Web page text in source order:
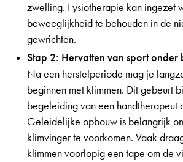
zwelling. Fysiotherapie kan ingezet
beweeglijkheid te behouden in de
gewrichten.
Stap 2: Hervatten van sport onder
Na een herstelperiode mag je
beginnen met klimmen. Dit gebeurt
begeleiding van een handtherapeut
Geleidelijke opbouw is belangrijk
klimvinger te voorkomen. Vaak
klimmen voorlopig een tape om de